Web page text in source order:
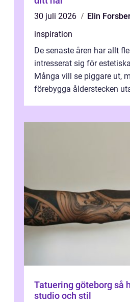
30 juli 2026
Elin
inspiration
De senaste åren har allt
intresserat sig för
Många vill se piggare ut,
förebygga ålderstecken
Tatuering göteborg så hittar du rätt
studio och stil